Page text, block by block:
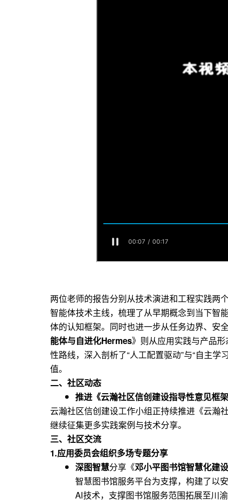
两位老师的报告分别从技术演进和工程实践两
智能体技术主线，梳理了从早期概念到当下智
体的认知框架。同时也进一步从任务边界、安
能体与自进化Hermes》则从应用实践与产品
性路线，深入剖析了“人工配置驱动”与“自主
值。
二、 社区动态
推进《云瀚社区信创建设指导性意见框
云瀚社区信创建设工作小组正持续推进《云瀚
继续征集更多实践案例与技术分享。
三、 社区交流
1.应用委员会组织多场专题分享
深图智慧分享《邓小平图书馆智慧化建设
智慧图书馆服务平台为支撑，构建了以
AI技术，支撑图书馆服务范围拓展至川